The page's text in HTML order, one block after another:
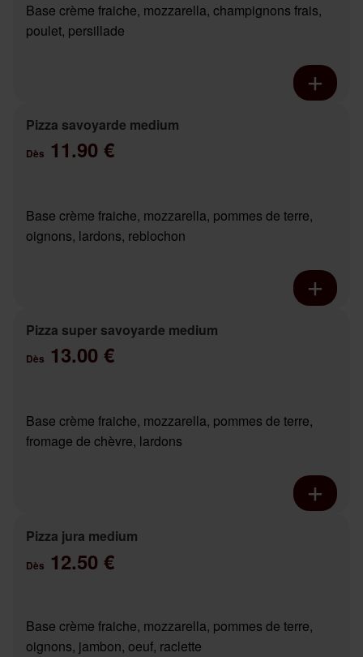
Base crème fraiche, mozzarella, champignons frais,
poulet, persillade
Pizza savoyarde medium
Dès 11.90 €
Base crème fraiche, mozzarella, pommes de terre,
oignons, lardons, reblochon
Pizza super savoyarde medium
Dès 13.00 €
Base crème fraiche, mozzarella, pommes de terre,
fromage de chèvre, lardons
Pizza jura medium
Dès 12.50 €
Base crème fraiche, mozzarella, pommes de terre,
oignons, jambon, oeuf, raclette